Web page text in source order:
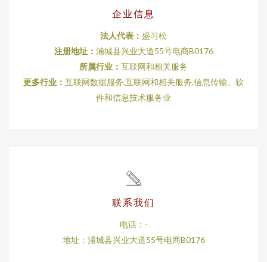
企业信息
法人代表： 盛习松
注册地址： 浦城县兴业大道55号电商B0176
所属行业： 互联网和相关服务
更多行业： 互联网数据服务,互联网和相关服务,信息传输、软
件和信息技术服务业
联系我们
电话：-
地址：浦城县兴业大道55号电商B0176